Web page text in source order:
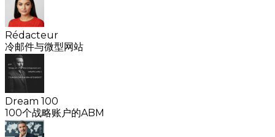
Rédacteur
冷邮件与微型网站
Dream 100
100个战略账户的ABM